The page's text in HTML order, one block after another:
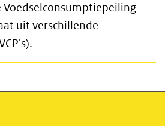
Voedselconsumptiepeiling
uit verschillende